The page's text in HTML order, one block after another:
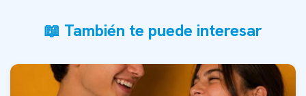
📖 También te puede interesar